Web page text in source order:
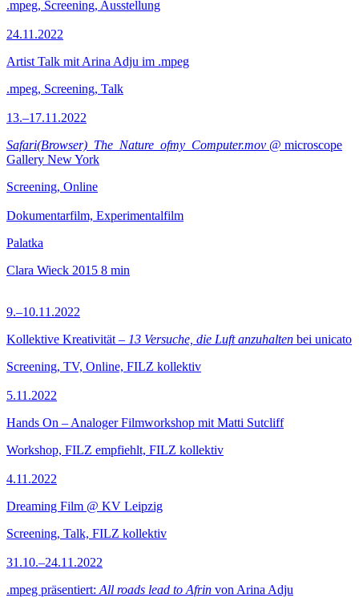
.mpeg, Screening, Ausstellung
24.11.2022
Artist Talk mit Arina Adju im .mpeg
.mpeg, Screening, Talk
13.–17.11.2022
Safari(Browser)_The_Nature_ofmy_Computer.mov @ microscope
Gallery New York
Screening, Online
Dokumentarfilm, Experimentalfilm
Palatka
Clara Wieck 2015 8 min
9.–10.11.2022
Kollektive Kreativität – 13 Versuche, die Luft anzuhalten bei unicato
Screening, TV, Online, FILZ kollektiv
5.11.2022
Hands On – Analoger Filmworkshop mit Matti Sutcliff
Workshop, FILZ empfiehlt, FILZ kollektiv
4.11.2022
Dreaming Film @ KV Leipzig
Screening, Talk, FILZ kollektiv
31.10.–24.11.2022
.mpeg präsentiert: All roads lead to Afrin von Arina Adju